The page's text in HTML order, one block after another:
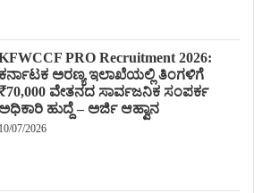
PRO Recruitment 2026:
ಕರ್ನಾಟಕ ಅರಣ್ಯ ಇಲಾಖೆಯಲ್ಲಿ ತಿಂಗಳಿಗೆ
₹70,000 ವೇತನದ ಸಾರ್ವಜನಿಕ ಸಂಪರ್ಕ
ಅಧಿಕಾರಿ ಹುದ್ದೆ – ಅರ್ಜಿ ಆಹ್ವಾನ
10/07/2026